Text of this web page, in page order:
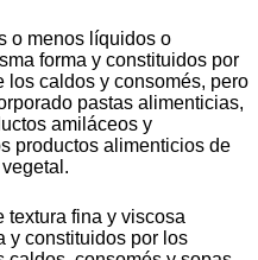
o menos líquidos o
forma y constituidos por
los caldos y consomés, pero
pastas alimenticias,
amiláceos y
productos alimenticios de
textura fina y viscosa
y constituidos por los